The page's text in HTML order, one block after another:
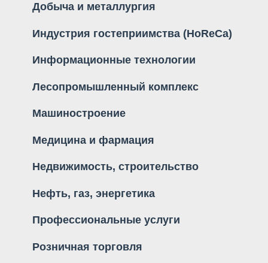
Добыча и металлургия
Индустрия гостеприимства (HoReCa)
Информационные технологии
Лесопромышленный комплекс
Машиностроение
Медицина и фармация
Недвижимость, строительство
Нефть, газ, энергетика
Профессиональные услуги
Розничная торговля